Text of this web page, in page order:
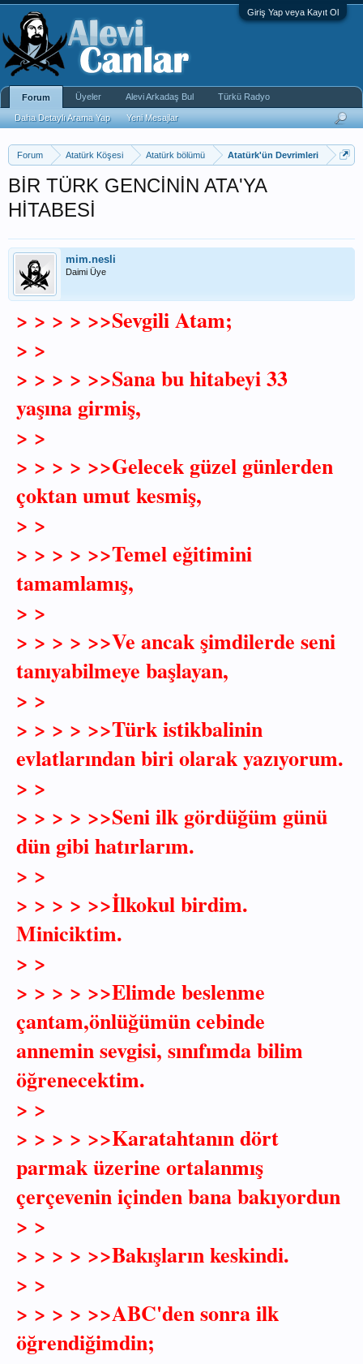
Giriş Yap veya Kayıt Ol
Forum Atatürk Köşesi Atatürk bölümü Atatürk'ün Devrimleri
BİR TÜRK GENCİNİN ATA'YA
HİTABESİ
mim.nesli
Daimi Üye
> > > > >>Sevgili Atam;
> >
> > > > >>Sana bu hitabeyi 33
yaşına girmiş,
> >
> > > > >>Gelecek güzel günlerden
çoktan umut kesmiş,
> >
> > > > >>Temel eğitimini
tamamlamış,
> >
> > > > >>Ve ancak şimdilerde seni
tanıyabilmeye başlayan,
> >
> > > > >>Türk istikbalinin
evlatlarından biri olarak yazıyorum.
> >
> > > > >>Seni ilk gördüğüm günü
dün gibi hatırlarım.
> >
> > > > >>İlkokul birdim.
Miniciktim.
> >
> > > > >>Elimde beslenme
çantam,önlüğümün cebinde
annemin sevgisi, sınıfımda bilim
öğrenecektim.
> >
> > > > >>Karatahtanın dört
parmak üzerine ortalanmış
çerçevenin içinden bana bakıyordun
> >
> > > > >>Bakışların keskindi.
> >
> > > > >>ABC'den sonra ilk
öğrendiğimdin;
Forum
Daha Detaylı Arama Yap Yeni Mesajlar
Üyeler Alevi Arkadaş Bul Türkü Radyo